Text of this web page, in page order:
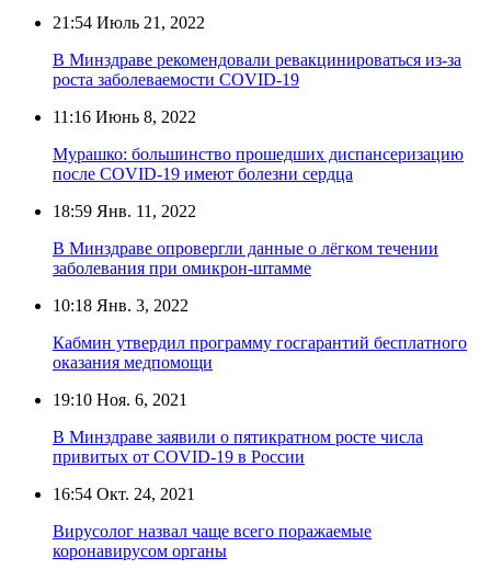
21:54 Июль 21, 2022
В Минздраве рекомендовали ревакцинироваться из-за
роста заболеваемости COVID-19
11:16 Июнь 8, 2022
Мурашко: большинство прошедших диспансеризацию
после COVID-19 имеют болезни сердца
18:59 Янв. 11, 2022
В Минздраве опровергли данные о лёгком течении
заболевания при омикрон-штамме
10:18 Янв. 3, 2022
Кабмин утвердил программу госгарантий бесплатного
оказания медпомощи
19:10 Ноя. 6, 2021
В Минздраве заявили о пятикратном росте числа
привитых от COVID-19 в России
16:54 Окт. 24, 2021
Вирусолог назвал чаще всего поражаемые
коронавирусом органы